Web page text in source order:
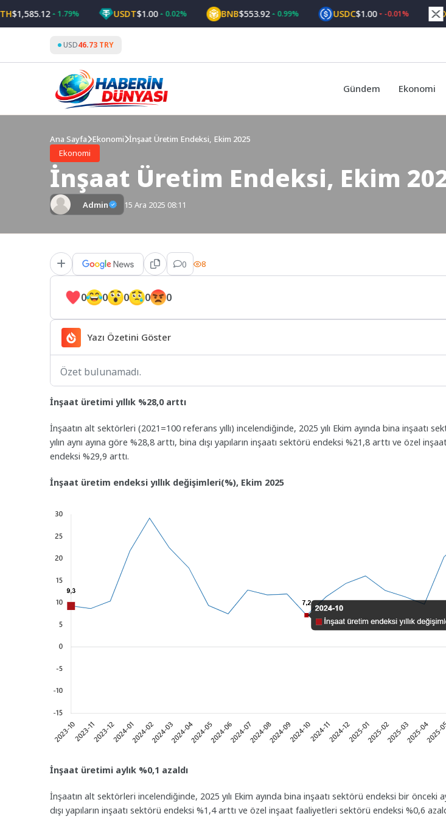
to
1.79% USDT$1.00 0.02% BNB$553.92 0.99% USDC$1.00 -0.01% XRP
USD46.73 TRY
Gündem Ekonomi
Ana Sayfa Ekonomi İnşaat Üretim Endeksi, Ekim 2025
Ekonomi
İnşaat Üretim Endeksi, Ekim
Admin 15 Ara 2025 08:11
0 8
0 0 0 0 0
Yazı Özetini Göster
Özet bulunamadı.
İnşaat üretimi yıllık %28,0 arttı
İnşaatın alt sektörleri (2021=100 referans yıllı) incelendiğinde, 2025 yılı Ekim ayında bina inşaatı
yılın aynı ayına göre %28,8 arttı, bina dışı yapıların inşaatı sektörü endeksi %21,8 arttı ve özel
endeksi %29,9 arttı.
İnşaat üretim endeksi yıllık değişimleri(%), Ekim 2025
İnşaat üretimi aylık %0,1 azaldı
İnşaatın alt sektörleri incelendiğinde, 2025 yılı Ekim ayında bina inşaatı sektörü endeksi bir önceki
dışı yapıların inşaatı sektörü endeksi %1,4 arttı ve özel inşaat faaliyetleri sektörü endeksi %0,6